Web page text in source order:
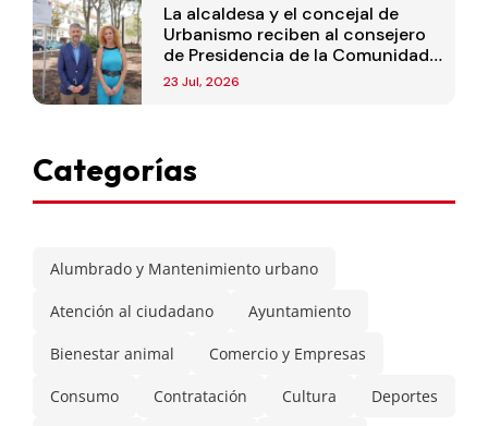
La alcaldesa y el concejal de
Urbanismo reciben al consejero
de Presidencia de la Comunidad
de Madrid
23 Jul, 2026
Categorías
Alumbrado y Mantenimiento urbano
Atención al ciudadano Ayuntamiento
Bienestar animal Comercio y Empresas
Consumo Contratación Cultura Deportes